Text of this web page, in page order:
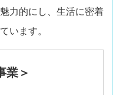
力的にし、生活に密着
います。
業＞